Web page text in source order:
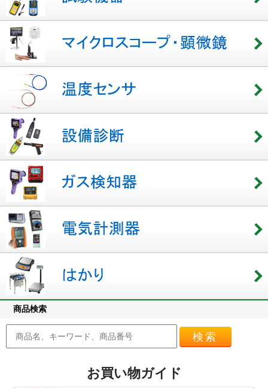
商品検索
検索
お買い物ガイド